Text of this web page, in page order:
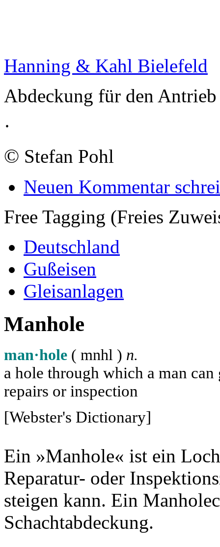
Hanning & Kahl Bielefeld
Abdeckung für den
·
© Stefan Pohl
Neuen Kommentar
Free Tagging (Freies
Deutschland
Gußeisen
Gleisanlagen
Manhole
man·hole ( mnhl ) n.
a hole through which a man
repairs or inspection
[Webster's Dictionary]
Ein »Manhole« ist ein
Reparatur- oder
steigen kann. Ein
Schachtabdeckung.